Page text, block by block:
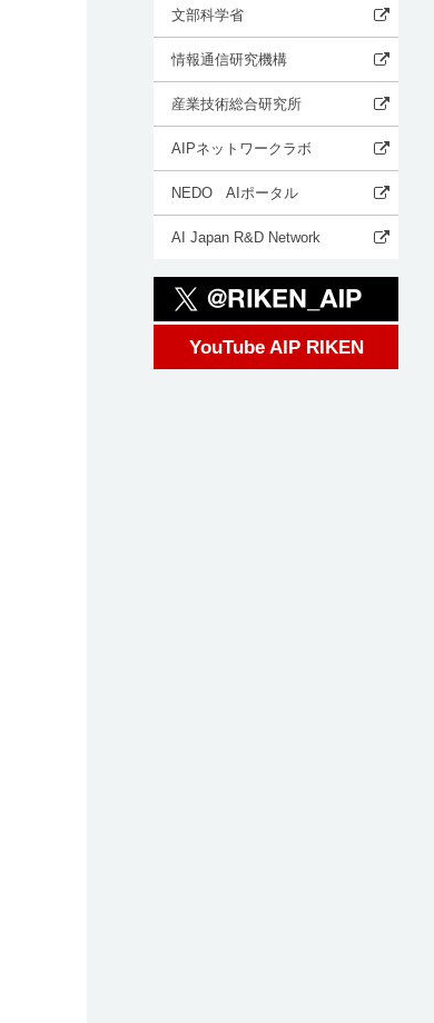
文部科学省
情報通信研究機構
産業技術総合研究所
AIPネットワークラボ
NEDO AIポータル
AI Japan R&D Network
YouTube AIP RIKEN